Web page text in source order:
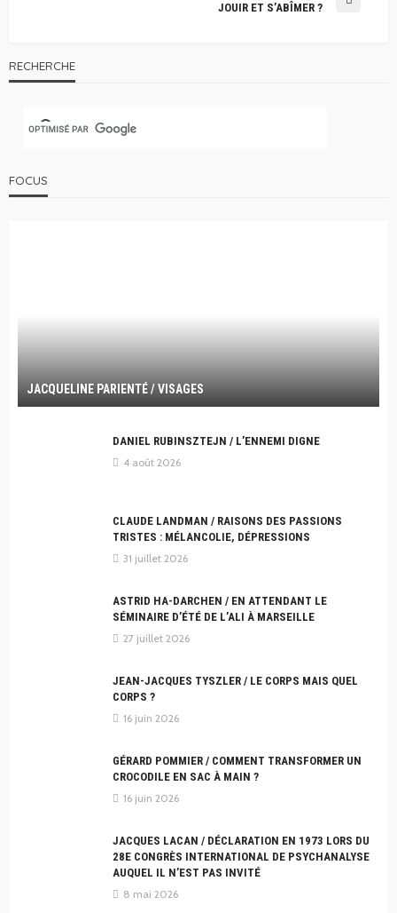
JOUIR ET S’ABÎMER ?
RECHERCHE
FOCUS
JACQUELINE PARIENTÉ / VISAGES
DANIEL RUBINSZTEJN / L’ENNEMI DIGNE
4 août 2026
CLAUDE LANDMAN / RAISONS DES PASSIONS
TRISTES : MÉLANCOLIE, DÉPRESSIONS
31 juillet 2026
ASTRID HA-DARCHEN / EN ATTENDANT LE
SÉMINAIRE D’ÉTÉ DE L’ALI À MARSEILLE
27 juillet 2026
JEAN-JACQUES TYSZLER / LE CORPS MAIS QUEL
CORPS ?
16 juin 2026
GÉRARD POMMIER / COMMENT TRANSFORMER UN
CROCODILE EN SAC À MAIN ?
16 juin 2026
JACQUES LACAN / DÉCLARATION EN 1973 LORS DU
28E CONGRÈS INTERNATIONAL DE PSYCHANALYSE
AUQUEL IL N’EST PAS INVITÉ
8 mai 2026